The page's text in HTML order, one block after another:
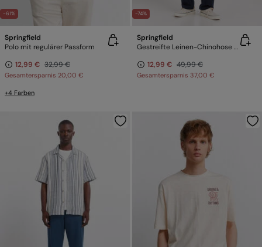
-61%
Springfield
Polo mit regulärer Passform
12,99 € 32,99 €
Gesamtersparnis 20,00 €
+4 Farben
-74%
Springfield
Gestreifte Leinen-Chinohose Straight Fit
12,99 € 49,99 €
Gesamtersparnis 37,00 €